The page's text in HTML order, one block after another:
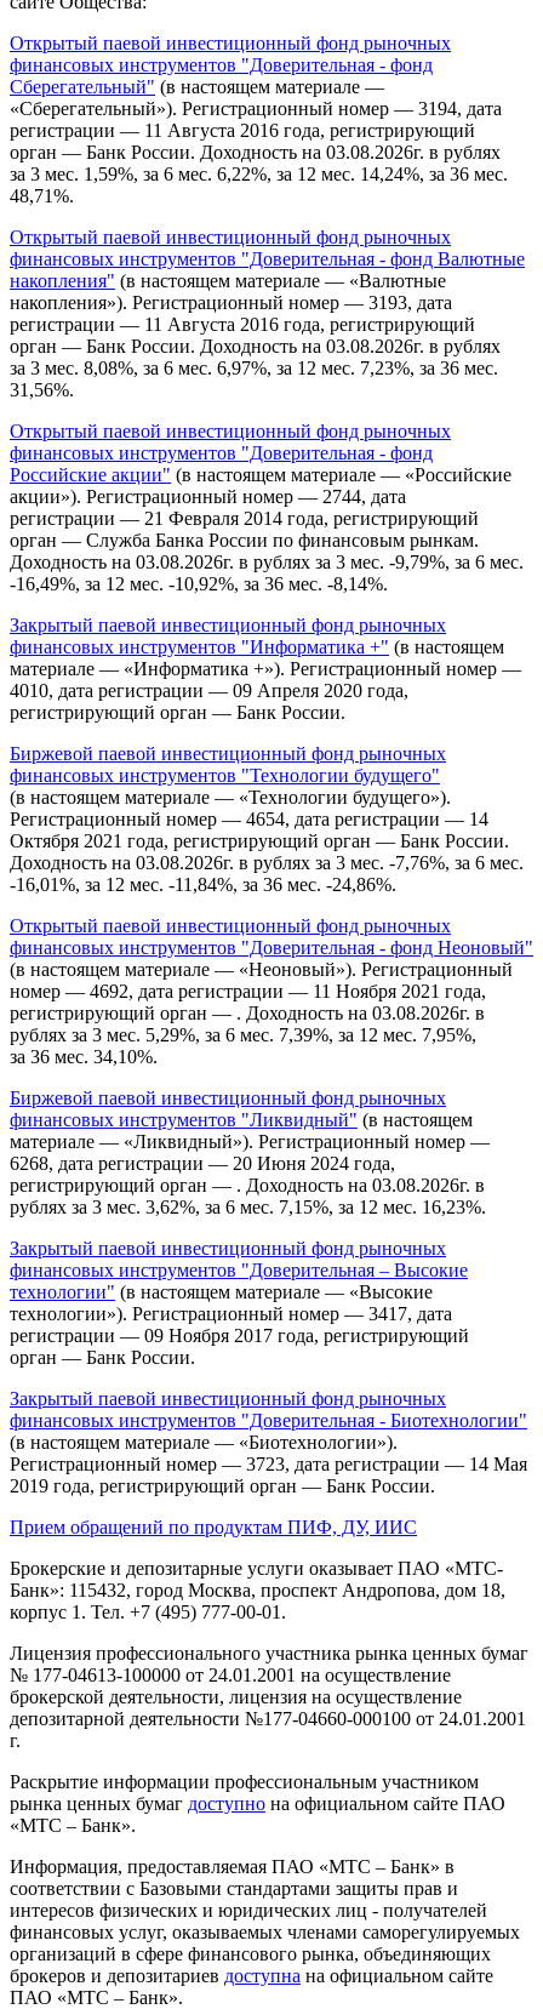
Открытый паевой инвестиционный фонд рыночных
финансовых инструментов "Доверительная - фонд
Сберегательный" (в настоящем материале —
«Сберегательный»). Регистрационный номер — 3194, дата
регистрации — 11 Августа 2016 года, регистрирующий
орган — Банк России. Доходность на 03.08.2026г. в рублях
за 3 мес. 1,59%, за 6 мес. 6,22%, за 12 мес. 14,24%, за 36 мес.
48,71%.
Открытый паевой инвестиционный фонд рыночных
финансовых инструментов "Доверительная - фонд Валютные
накопления" (в настоящем материале — «Валютные
накопления»). Регистрационный номер — 3193, дата
регистрации — 11 Августа 2016 года, регистрирующий
орган — Банк России. Доходность на 03.08.2026г. в рублях
за 3 мес. 8,08%, за 6 мес. 6,97%, за 12 мес. 7,23%, за 36 мес.
31,56%.
Открытый паевой инвестиционный фонд рыночных
финансовых инструментов "Доверительная - фонд
Российские акции" (в настоящем материале — «Российские
акции»). Регистрационный номер — 2744, дата
регистрации — 21 Февраля 2014 года, регистрирующий
орган — Служба Банка России по финансовым рынкам.
Доходность на 03.08.2026г. в рублях за 3 мес. -9,79%, за 6 мес.
-16,49%, за 12 мес. -10,92%, за 36 мес. -8,14%.
Закрытый паевой инвестиционный фонд рыночных
финансовых инструментов "Информатика +" (в настоящем
материале — «Информатика +»). Регистрационный номер —
4010, дата регистрации — 09 Апреля 2020 года,
регистрирующий орган — Банк России.
Биржевой паевой инвестиционный фонд рыночных
финансовых инструментов "Технологии будущего"
(в настоящем материале — «Технологии будущего»).
Регистрационный номер — 4654, дата регистрации — 14
Октября 2021 года, регистрирующий орган — Банк России.
Доходность на 03.08.2026г. в рублях за 3 мес. -7,76%, за 6 мес.
-16,01%, за 12 мес. -11,84%, за 36 мес. -24,86%.
Открытый паевой инвестиционный фонд рыночных
финансовых инструментов "Доверительная - фонд Неоновый"
(в настоящем материале — «Неоновый»). Регистрационный
номер — 4692, дата регистрации — 11 Ноября 2021 года,
регистрирующий орган — . Доходность на 03.08.2026г. в
рублях за 3 мес. 5,29%, за 6 мес. 7,39%, за 12 мес. 7,95%,
за 36 мес. 34,10%.
Биржевой паевой инвестиционный фонд рыночных
финансовых инструментов "Ликвидный" (в настоящем
материале — «Ликвидный»). Регистрационный номер —
6268, дата регистрации — 20 Июня 2024 года,
регистрирующий орган — . Доходность на 03.08.2026г. в
рублях за 3 мес. 3,62%, за 6 мес. 7,15%, за 12 мес. 16,23%.
Закрытый паевой инвестиционный фонд рыночных
финансовых инструментов "Доверительная – Высокие
технологии" (в настоящем материале — «Высокие
технологии»). Регистрационный номер — 3417, дата
регистрации — 09 Ноября 2017 года, регистрирующий
орган — Банк России.
Закрытый паевой инвестиционный фонд рыночных
финансовых инструментов "Доверительная - Биотехнологии"
(в настоящем материале — «Биотехнологии»).
Регистрационный номер — 3723, дата регистрации — 14 Мая
2019 года, регистрирующий орган — Банк России.
Прием обращений по продуктам ПИФ, ДУ, ИИС
Брокерские и депозитарные услуги оказывает ПАО «МТС-
Банк»: 115432, город Москва, проспект Андропова, дом 18,
корпус 1. Тел. +7 (495) 777-00-01.
Лицензия профессионального участника рынка ценных бумаг
№ 177-04613-100000 от 24.01.2001 на осуществление
брокерской деятельности, лицензия на осуществление
депозитарной деятельности №177-04660-000100 от 24.01.2001
г.
Раскрытие информации профессиональным участником
рынка ценных бумаг доступно на официальном сайте ПАО
«МТС – Банк».
Информация, предоставляемая ПАО «МТС – Банк» в
соответствии с Базовыми стандартами защиты прав и
интересов физических и юридических лиц - получателей
финансовых услуг, оказываемых членами саморегулируемых
организаций в сфере финансового рынка, объединяющих
брокеров и депозитариев доступна на официальном сайте
ПАО «МТС – Банк».